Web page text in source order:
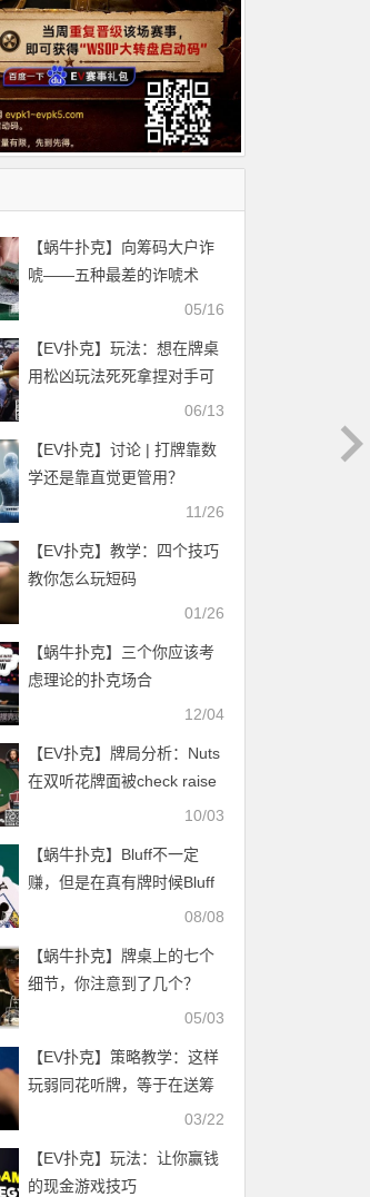
【蜗牛扑克】向筹码大户诈
唬——五种最差的诈唬术
05/16
【EV扑克】玩法：想在牌桌
用松凶玩法死死拿捏对手可
06/13
【EV扑克】​讨论 | 打牌靠数
学还是靠直觉更管用？
11/26
【EV扑克】教学：四个技巧
教你怎么玩短码
01/26
【蜗牛扑克】三个你应该考
虑理论的扑克场合
12/04
【EV扑克】牌局分析：Nuts
在双听花牌面被check raise
10/03
【蜗牛扑克】Bluff不一定
赚，但是在真有牌时候Bluff
08/08
【蜗牛扑克】牌桌上的七个
细节，你注意到了几个？
05/03
【EV扑克】策略教学：这样
玩弱同花听牌，等于在送筹
03/22
【EV扑克】玩法：让你赢钱
的现金游戏技巧